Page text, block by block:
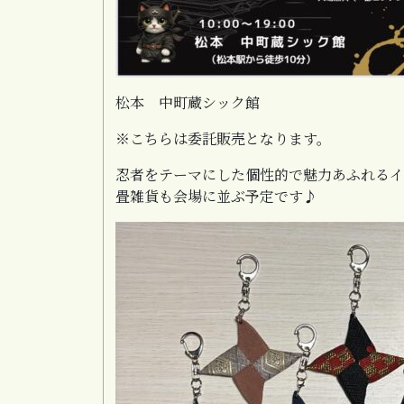
松本 中町蔵シック館
※こちらは委託販売となります。
忍者をテーマにした個性的で魅力あふれる
畳雑貨も会場に並ぶ予定です♪